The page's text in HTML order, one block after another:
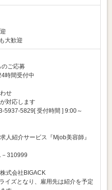
大歓迎
のご応募
時間受付中
せ
対応します
5937-5829[ 受付時間 ] 9:00～
人紹介サービス『Mjob美容師』
310999
式会社BIGACK
イズとなり、雇用先は紹介を予定